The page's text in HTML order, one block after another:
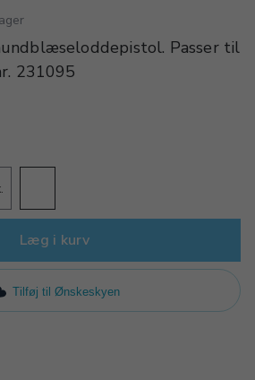
Passer til
231095
Læg i kurv
Tilføj til Ønskeskyen